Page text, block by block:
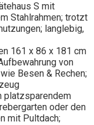
S mit
Stahlrahmen; trotzt
langlebig,
161 x 86 x 181 cm
von
Besen & Rechen;
platzsparendem
oder den
mit Pultdach;